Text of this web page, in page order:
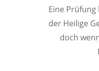
Eine
der Heilige
doch